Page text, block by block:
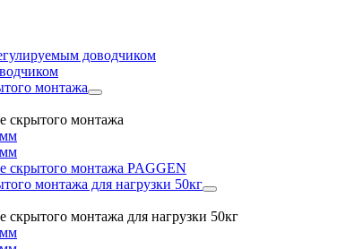
доводчиком
монтажа
скрытого монтажа
скрытого монтажа PAGGEN
монтажа для нагрузки 50кг
монтажа для нагрузки 50кг